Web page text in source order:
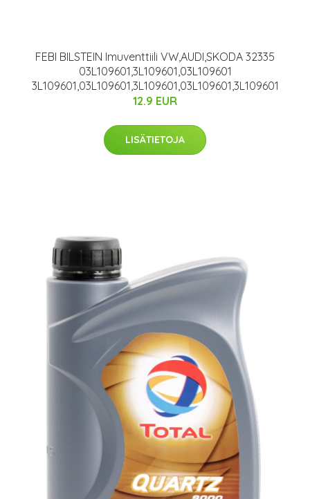
FEBI BILSTEIN Imuventtiili VW,AUDI,SKODA 32335
03L109601,3L109601,03L109601
3L109601,03L109601,3L109601,03L109601,3L109601
12.9 EUR
LISÄTIETOJA